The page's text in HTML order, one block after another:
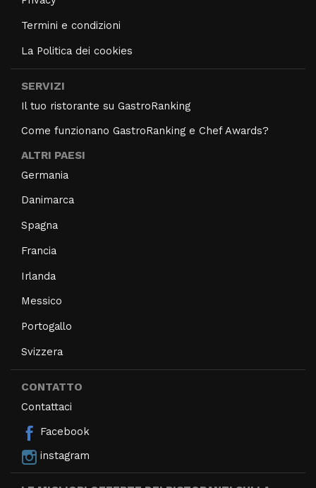
Termini e condizioni
La Politica dei cookies
SERVIZI
Il tuo ristorante su GastroRanking
Come funzionano GastroRanking e Chef Awards?
ALTRI PAESI
Germania
Danimarca
Spagna
Francia
Irlanda
Messico
Portogallo
Svizzera
CONTATTO
Contattaci
Facebook
instagram